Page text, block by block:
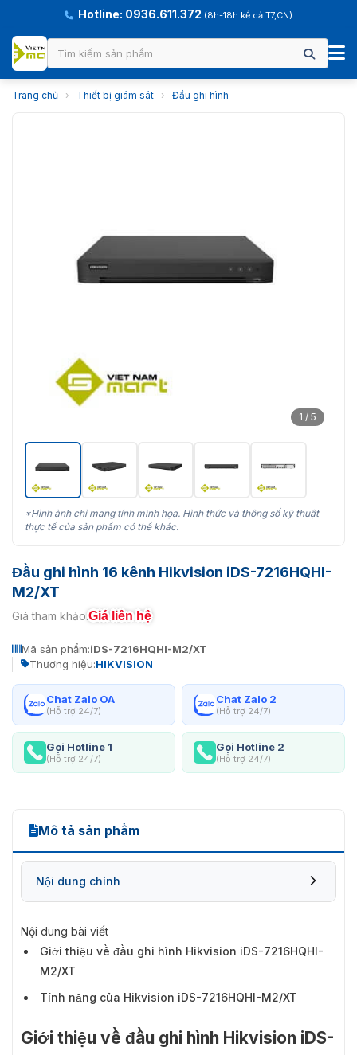
Hotline: 0936.611.372 (8h-18h kể cả T7,CN)
Trang chủ › Thiết bị giám sát › Đầu ghi hình
1 / 5
*Hình ảnh chỉ mang tính minh họa. Hình thức và thông số kỹ thuật
thực tế của sản phẩm có thể khác.
Đầu ghi hình 16 kênh Hikvision iDS-7216HQHI-
M2/XT
Giá tham khảo:Giá liên hệ
Mã sản phẩm:iDS-7216HQHI-M2/XT
Thương hiệu:HIKVISION
Chat Zalo OA
(Hỗ trợ 24/7)
Chat Zalo 2
(Hỗ trợ 24/7)
Gọi Hotline 1
(Hỗ trợ 24/7)
Gọi Hotline 2
(Hỗ trợ 24/7)
Mô tả sản phẩm
Nội dung chính
Nội dung bài viết
Giới thiệu về đầu ghi hình Hikvision iDS-7216HQHI-
M2/XT
Tính năng của Hikvision iDS-7216HQHI-M2/XT
Giới thiệu về đầu ghi hình Hikvision iDS-